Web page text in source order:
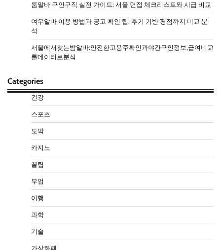
룸알바 구인구직 실전 가이드: 서울 면접 체크리스트와 시급 비교
여우알바 이용 방법과 공고 확인 팁, 후기 기반 평점까지 비교 분
석
서울에서찾는밤알바:안전한고용주확인과야간구인정보,급여비교
를데이터로분석
Categories
건강
스포츠
도박
카지노
꿀팁
부업
여행
과학
기술
가상화폐